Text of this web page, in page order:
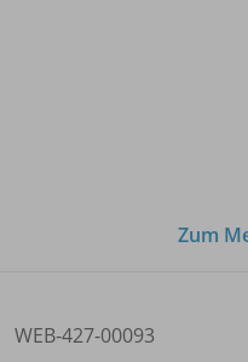
Zum
WEB-427-00093